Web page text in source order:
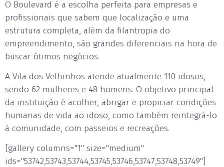
O Boulevard é a escolha perfeita para empresas e
profissionais que sabem que localização e uma
estrutura completa, além da filantropia do
empreendimento, são grandes diferenciais na hora de
buscar ótimos negócios.
A Vila dos Velhinhos atende atualmente 110 idosos,
sendo 62 mulheres e 48 homens. O objetivo principal
da instituição é acolher, abrigar e propiciar condições
humanas de vida ao idoso, como também reintegrá-lo
à comunidade, com passeios e recreações.
[gallery columns="1" size="medium"
ids="53742,53743,53744,53745,53746,53747,53748,53749"]